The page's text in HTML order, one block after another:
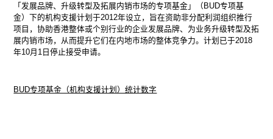
「发展品牌、升级转型及拓展内销市场的专项基金」（BUD专项基
金）下的机构支援计划于2012年设立，旨在资助非分配利润组织推行
项目，协助香港整体或个别行业的企业发展品牌、为业务升级转型及拓
展内销市场，从而提升它们在内地市场的整体竞争力。计划已于2018
年10月1日停止接受申请。
BUD专项基金（机构支援计划）统计数字